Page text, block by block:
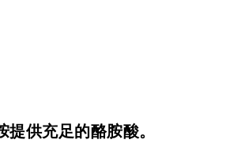
供充足的酪胺酸。